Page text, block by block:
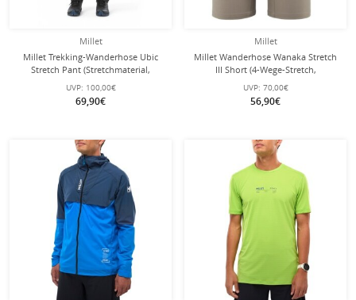
Millet
Millet Trekking-Wanderhose Ubic
Stretch Pant (Stretchmaterial,
optimale Bewegungsfreiheit) lang
schwarz Herren
UVP: 100,00€
69,90€
Millet
Millet Wanderhose Wanaka Stretch
III Short (4-Wege-Stretch,
schnelltrocknend, leicht) kurz
beige/braun Herren
UVP: 70,00€
56,90€